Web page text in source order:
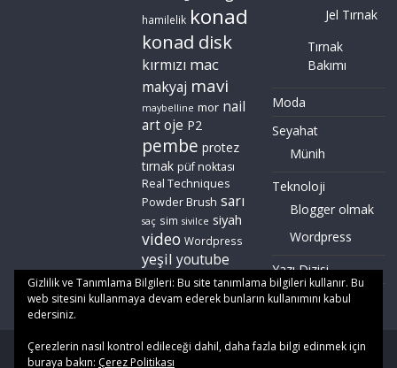
hamilelik konad
konad disk
kırmızı mac
makyaj mavi
maybelline mor nail
artoje P2
pembe protez
tırnak püf noktası
Real Techniques
Powder Brush sarı
saç sim sivilce siyah
video Wordpress
yeşil youtube
zoeva
Jel Tırnak
Tırnak
Bakımı
Moda
Seyahat
Münih
Teknoloji
Blogger olmak
Wordpress
Yazı Dizisi
Copyright © 2026Gözde Okul
Gizlilik ve Tanımlama Bilgileri: Bu site tanımlama bilgileri kullanır. Bu
web sitesini kullanmaya devam ederek bunların kullanımını kabul
edersiniz.
Çerezlerin nasıl kontrol edileceği dahil, daha fazla bilgi edinmek için
buraya bakın: Çerez Politikası